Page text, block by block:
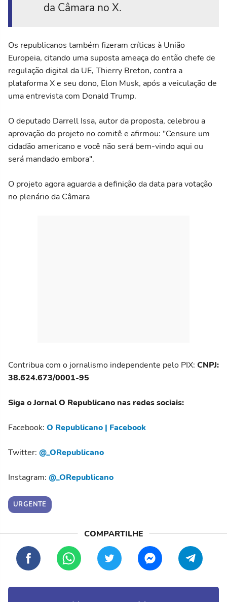
da Câmara no X.
Os republicanos também fizeram críticas à União
Europeia, citando uma suposta ameaça do então chefe de
regulação digital da UE, Thierry Breton, contra a
plataforma X e seu dono, Elon Musk, após a veiculação de
uma entrevista com Donald Trump.
O deputado Darrell Issa, autor da proposta, celebrou a
aprovação do projeto no comitê e afirmou: "Censure um
cidadão americano e você não será bem-vindo aqui ou
será mandado embora".
O projeto agora aguarda a definição da data para votação
no plenário da Câmara
Contribua com o jornalismo independente pelo PIX: CNPJ:
38.624.673/0001-95
Siga o Jornal O Republicano nas redes sociais:
Facebook: O Republicano | Facebook
Twitter: @_ORepublicano
Instagram: @_ORepublicano
URGENTE